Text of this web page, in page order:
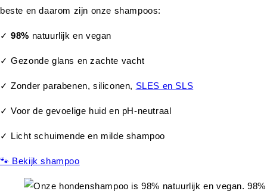
beste en daarom zijn onze shampoos:
✓98% natuurlijk en vegan
✓ Gezonde glans en zachte vacht
✓ Zonder parabenen, siliconen, SLES en SLS
✓ Voor de gevoelige huid en pH-neutraal
✓ Licht schuimende en milde shampoo
🐾 Bekijk shampoo